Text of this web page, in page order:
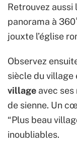
Retrouvez aussi
panorama à
jouxte l’église
Observez
siècle du village
village avec
de sienne. Un
“Plus beau
inoubliables.